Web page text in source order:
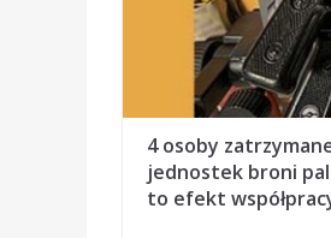
4 osoby
jednostek broni
to efekt